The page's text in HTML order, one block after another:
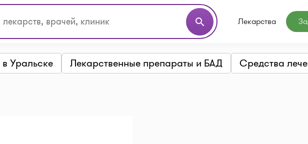
search Лекарства
Уральске Лекарственные препараты и БАД Средства